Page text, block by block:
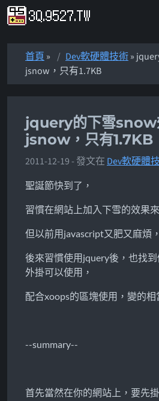
首頁 » Dev軟硬體技術»
jsnow，只有1.7KB
jquery的下雪snow
jsnow，只有1.7KB
2011-12-19 - 發文在 Dev軟硬體
聖誕節快到了，
習慣在網站上加入下雪的效果
但以前用javascript又肥又麻煩，
後來習慣使用jquery後，也找
外掛可以使用，
配合xoops的區塊使用，變的相
--summary--
首先當然在你的網站上，要先